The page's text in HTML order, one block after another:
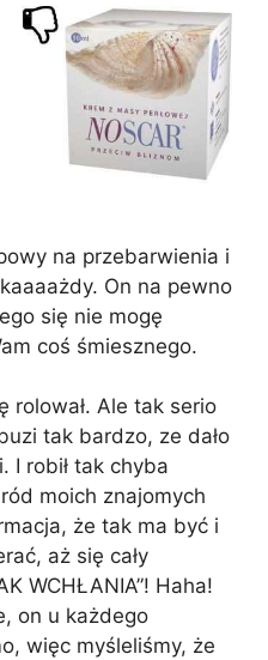
na przebarwienia i
On na pewno
się nie mogę
coś śmiesznego.
rolował. Ale tak serio
tak bardzo, ze dało
I robił tak chyba
moich znajomych
że tak ma być i
aż się cały
WCHŁANIA”! Haha!
on u każdego
więc myśleliśmy, że